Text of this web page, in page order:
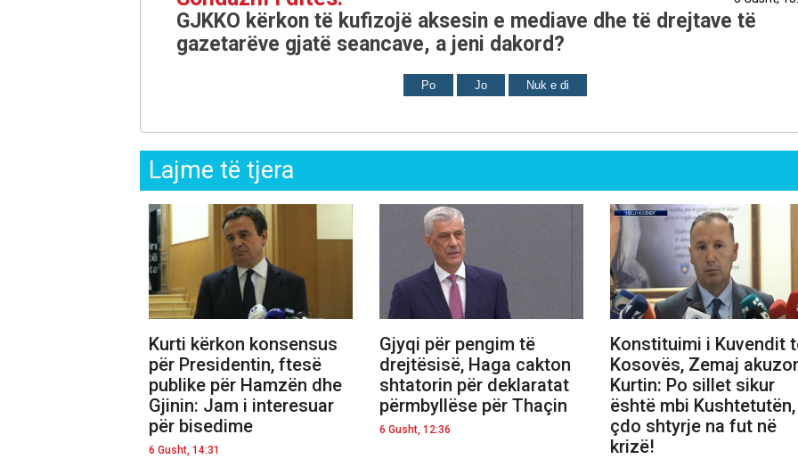
GJKKO kërkon të kufizojë aksesin e mediave dhe të drejtave të
gazetarëve gjatë seancave, a jeni dakord?
Po Jo Nuk e di
Lajme të tjera
Kurti kërkon konsensus
për Presidentin, ftesë
publike për Hamzën dhe
Gjinin: Jam i interesuar
për bisedime
6 Gusht, 14:31
Gjyqi për pengim të
drejtësisë, Haga cakton
shtatorin për deklaratat
përmbyllëse për Thaçin
6 Gusht, 12:36
Konstituimi i Kuvendit
Kosovës, Zemaj
Kurtin: Po sillet sikur
është mbi Kushtetutën,
çdo shtyrje na fut në
krizë!